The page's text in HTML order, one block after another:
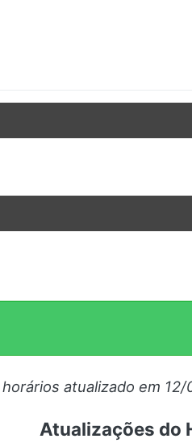
atualizado em
Atualizações do